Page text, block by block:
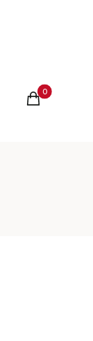
Produkty w
Koszyk